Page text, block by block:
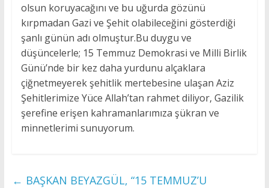
olsun koruyacağını ve bu uğurda gözünü
kırpmadan Gazi ve Şehit olabileceğini gösterdiği
şanlı günün adı olmuştur.Bu duygu ve
düşüncelerle; 15 Temmuz Demokrasi ve Milli Birlik
Günü’nde bir kez daha yurdunu alçaklara
çiğnetmeyerek şehitlik mertebesine ulaşan Aziz
Şehitlerimize Yüce Allah’tan rahmet diliyor, Gazilik
şerefine erişen kahramanlarımıza şükran ve
minnetlerimi sunuyorum.
← BAŞKAN BEYAZGÜL, “15 TEMMUZ’U